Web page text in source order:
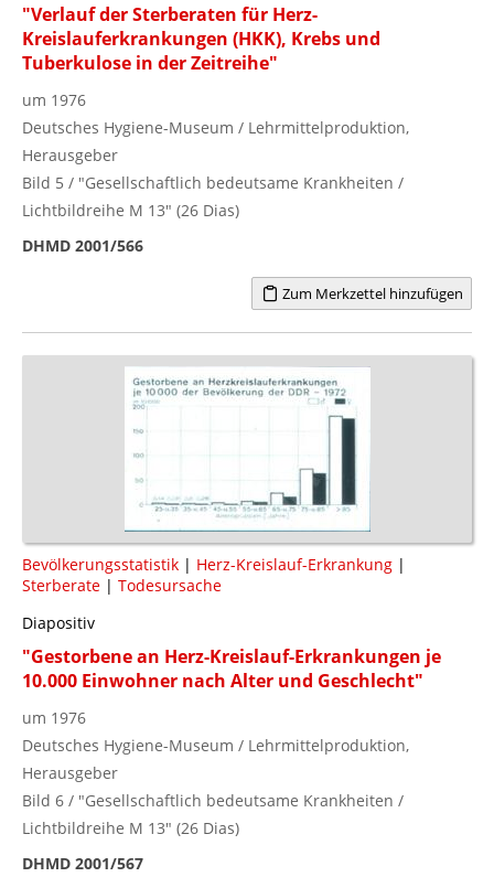
"Verlauf der Sterberaten für Herz-
Kreislauferkrankungen (HKK), Krebs und
Tuberkulose in der Zeitreihe"
um 1976
Deutsches Hygiene-Museum / Lehrmittelproduktion,
Herausgeber
Bild 5 / "Gesellschaftlich bedeutsame Krankheiten /
Lichtbildreihe M 13" (26 Dias)
DHMD 2001/566
Zum Merkzettel hinzufügen
Bevölkerungsstatistik | Herz-Kreislauf-Erkrankung |
Sterberate | Todesursache
Diapositiv
"Gestorbene an Herz-Kreislauf-Erkrankungen je
10.000 Einwohner nach Alter und Geschlecht"
um 1976
Deutsches Hygiene-Museum / Lehrmittelproduktion,
Herausgeber
Bild 6 / "Gesellschaftlich bedeutsame Krankheiten /
Lichtbildreihe M 13" (26 Dias)
DHMD 2001/567